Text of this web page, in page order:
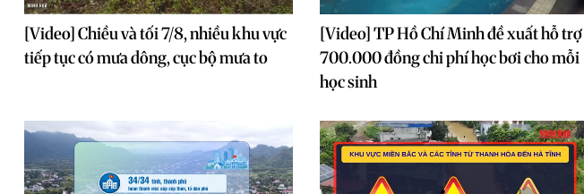
[Video] Chiều và tối 7/8, nhiều khu vực
tiếp tục có mưa dông, cục bộ mưa to
[Video] TP Hồ Chí Minh đề xuất hỗ trợ
700.000 đồng chi phí học bơi cho mỗi
học sinh